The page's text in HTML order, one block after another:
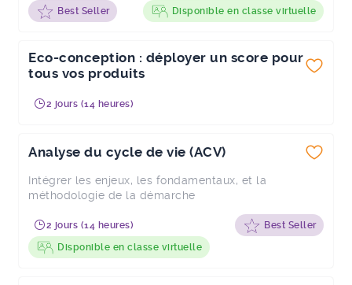
Best Seller
Disponible en classe virtuelle
Eco-conception : déployer un score pour
tous vos produits
2 jours (14 heures)
Analyse du cycle de vie (ACV)
Intégrer les enjeux, les fondamentaux, et la
méthodologie de la démarche
2 jours (14 heures)
Best Seller
Disponible en classe virtuelle